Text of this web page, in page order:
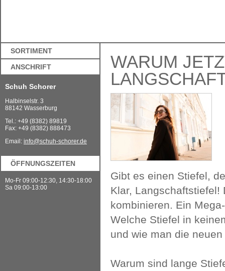
SORTIMENT
ANSCHRIFT
Schuh Schorer
Halbinselstr. 3
88142 Wasserburg
Tel.: +49 (8382) 89819
Fax: +49 (8382) 888473
Email: info@schuh-schorer.de
ÖFFNUNGSZEITEN
Mo-Fr 09:00-12:30, 14:30-18:00
Sa 09:00-13:00
WARUM
Gibt es einen Stiefel,
Klar,
kombinieren. Ein
Welche Stiefel in
und wie man die
Warum sind lange